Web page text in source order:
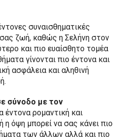
συναισθηματικές
ζωή, καθώς η Σελήνη στον
και πιο ευαίσθητο τομέα
γίνονται πιο έντονα και
ασφάλεια και αληθινή
σύνοδο με τον
έντονα ρομαντική και
η όψη μπορεί να σας κάνει πιο
των άλλων αλλά και πιο